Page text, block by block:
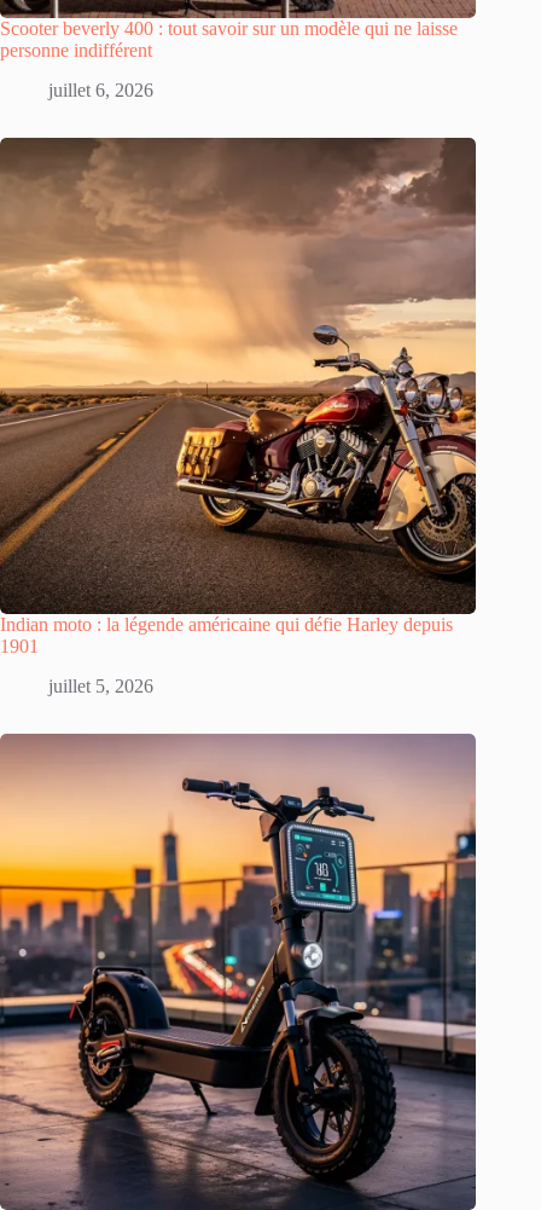
Scooter beverly 400 : tout savoir sur un modèle qui ne laisse
personne indifférent
juillet 6, 2026
Indian moto : la légende américaine qui défie Harley depuis
1901
juillet 5, 2026